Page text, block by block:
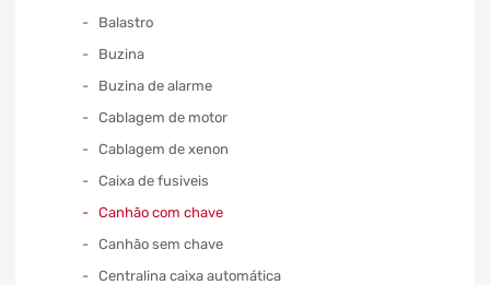
Balastro
Buzina
Buzina de alarme
Cablagem de motor
Cablagem de xenon
Caixa de fusiveis
Canhão com chave
Canhão sem chave
Centralina caixa automática